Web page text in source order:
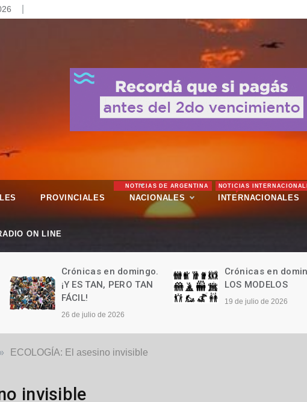
PROVINCIALES NACIONALES
NOTICIAS DE ARGENTINA
INTERNACIONALES
NOTICIAS
ON LINE
Crónicas en domingo.
LOS MODELOS
19 de julio de 2026
Crónicas en
Las palabras
12 de julio de 2026
» ECOLOGÍA: El asesino invisible
invisible